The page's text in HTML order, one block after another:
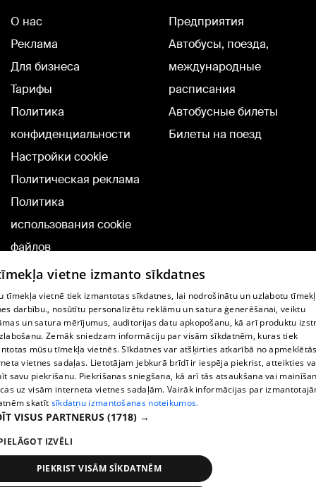
О нас
Реклама
Для бизнеса
Тарифы
Политика
конфиденциальности
Настройки cookie
Политическая реклама
Политика
использования cookie
файлов
Добавление
комментариев
Предприятия
Автобусы, поезда,
международные
расписания
Автобусные билеты
Билеты на поезд
TВ-программа
Условия договора
360 Ziņu kontakti
Helio Media
Служба помощи портала: э-почта -
All rights reserved.
vietne izmanto sīkdatnes
tīmekļa vietnē tiek izmantotas sīkdatnes, lai nodrošinātu un uzlabotu
darbību., nosūtītu personalizētu reklāmu un satura ģenerēšanai, veiktu
un satura mērījumus, auditorijas datu apkopošanu, kā arī produktu
Zemāk sniedzam informāciju par visām sīkdatnēm, kuras tiek
mūsu tīmekļa vietnēs. Sīkdatnes var atšķirties atkarībā no
vietnes sadaļas. Lietotājam jebkurā brīdī ir iespēja piekrist, atteikties
savu piekrišanu. Piekrišanas sniegšana, kā arī tās atsaukšana vai
uz visām interneta vietnes sadaļām. Vairāk informācijas par
skatīt sīkdatņu izmantošanas noteikumos.
VISUS PARTNERUS (1718) →
IZVĒLI
PIEKRIST VISĀM SĪKDATNĒM